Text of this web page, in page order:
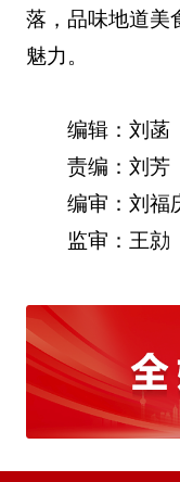
落，品味地道美
魅力。
编辑：刘菡
责编：刘芳
编审：刘福
监审：王勍